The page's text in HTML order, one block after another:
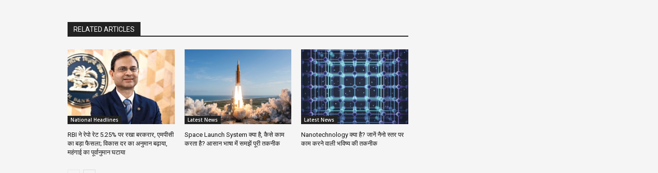
RELATED ARTICLES
National Headlines
RBI ने रेपो रेट 5.25% पर रखा बरकरार, एमपीसी
का बड़ा फैसला; विकास दर का अनुमान बढ़ाया,
महंगाई का पूर्वानुमान घटाया
Latest News
Space Launch System क्या है, कैसे काम
करता है? आसान भाषा में समझें पूरी तकनीक
Latest News
Nanotechnology क्या है? जानें नैनो स्तर पर
काम करने वाली भविष्य की तकनीक